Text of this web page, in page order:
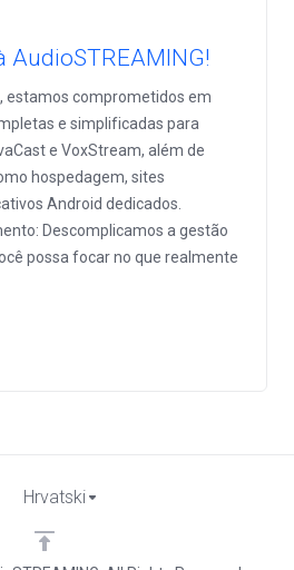
AudioSTREAMING!
estamos comprometidos em
e simplificadas para
e VoxStream, além de
hospedagem, sites
Android dedicados.
Descomplicamos a gestão
possa focar no que realmente
Hrvatski